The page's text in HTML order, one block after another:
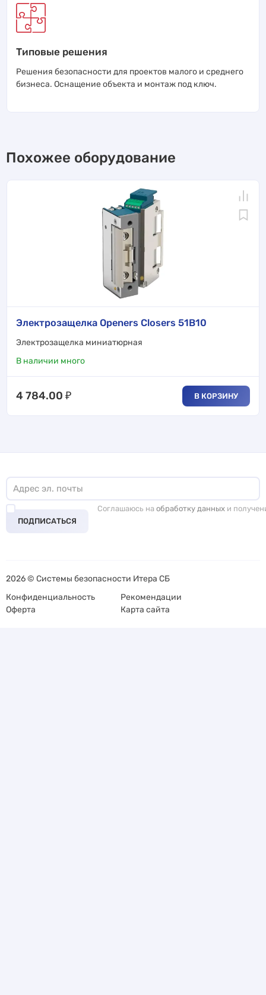
Типовые решения
Решения безопасности для проектов малого и среднего
бизнеса. Оснащение объекта и монтаж под ключ.
Похожее оборудование
Электрозащелка Openers Closers 51B10
Электрозащелка миниатюрная
В наличии много
4 784.00 ₽ В КОРЗИНУ
ПОДПИСАТЬСЯ
Соглашаюсь на обработку данных и
2026 © Системы безопасности Итера СБ
Конфиденциальность
Рекомендации
Оферта
Карта сайта